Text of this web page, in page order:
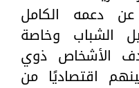
دعمه الكامل
الشباب وخاصة
الأشخاص ذوي
اقتصاديًا من